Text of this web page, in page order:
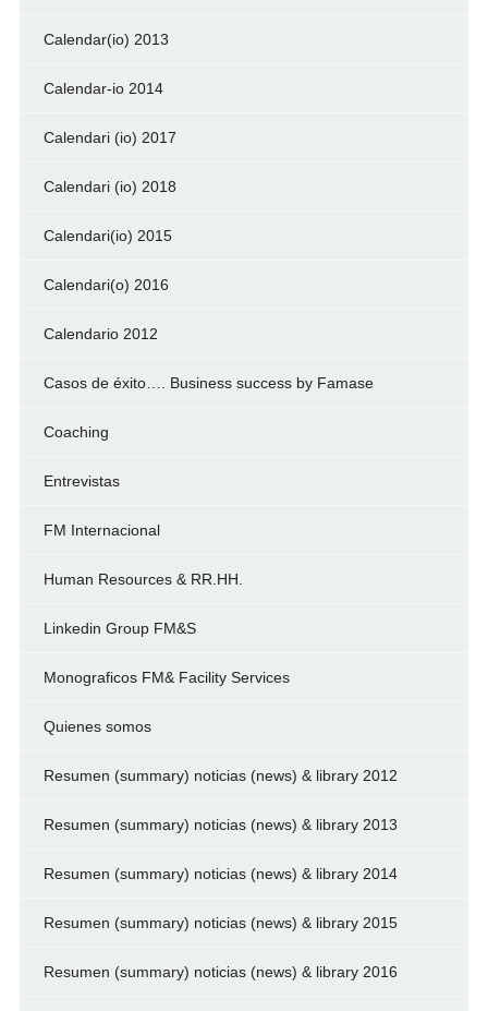
Calendar(io) 2013
Calendar-io 2014
Calendari (io) 2017
Calendari (io) 2018
Calendari(io) 2015
Calendari(o) 2016
Calendario 2012
Casos de éxito…. Business success by Famase
Coaching
Entrevistas
FM Internacional
Human Resources & RR.HH.
Linkedin Group FM&S
Monograficos FM& Facility Services
Quienes somos
Resumen (summary) noticias (news) & library 2012
Resumen (summary) noticias (news) & library 2013
Resumen (summary) noticias (news) & library 2014
Resumen (summary) noticias (news) & library 2015
Resumen (summary) noticias (news) & library 2016